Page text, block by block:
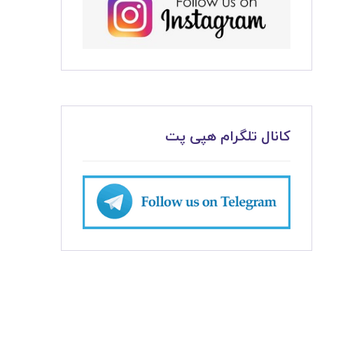
کانال تلگرام هپی پت